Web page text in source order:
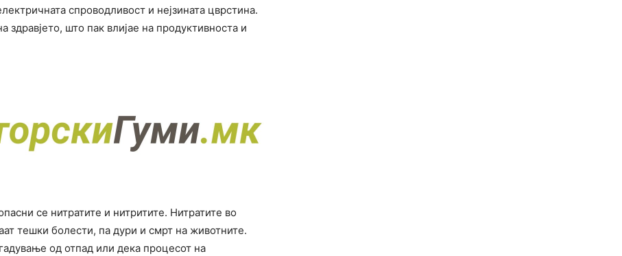
спроводливост и нејзината цврстина.
здравјето, што пак влијае на продуктивноста и
се нитратите и нитритите. Нитратите во
тешки болести, па дури и смрт на животните.
од отпад или дека процесот на